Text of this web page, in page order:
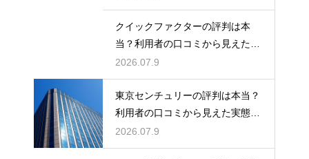
クイックファクターの評判は本
当？利用者の口コミから見えた実
態検証
2026.07.9
東京センチュリーの評判は本当？
利用者の口コミから見えた実態を
検証
2026.07.9